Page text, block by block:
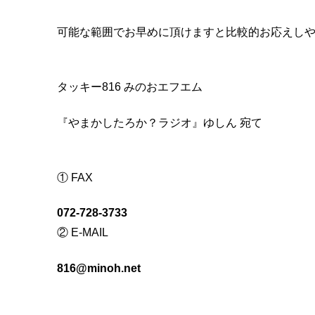
可能な範囲でお早めに頂けますと比較的お応えし
タッキー816 みのおエフエム
『やまかしたろか？ラジオ』ゆしん 宛て
① FAX
072-728-3733
② E-MAIL
816@minoh.net